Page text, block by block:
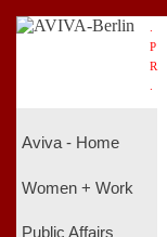
P
R
Aviva - Home
Women + Work
Public Affairs